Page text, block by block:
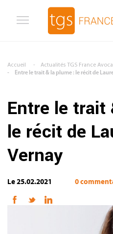
Accueil
Actualités TGS France
Entre le trait & la plume : le récit de
Entre le trait
le récit de
Vernay
Le 25.02.2021 0